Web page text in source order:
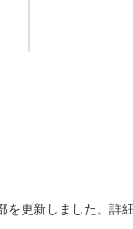
を更新しました。詳